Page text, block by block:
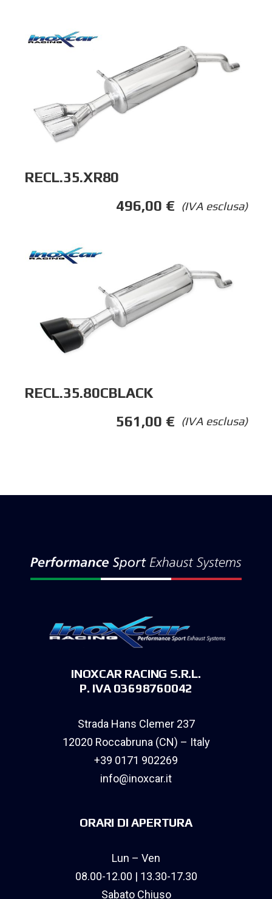
RECL.35.XR80
(IVA esclusa)
496,00 €
RECL.35.80CBLACK
(IVA esclusa)
561,00 €
INOXCAR RACING S.R.L.
P. IVA 03698760042
Strada Hans Clemer 237
12020 Roccabruna (CN) – Italy
+39 0171 902269
info@inoxcar.it
ORARI DI APERTURA
Lun – Ven
08.00-12.00 | 13.30-17.30
Sabato Chiuso